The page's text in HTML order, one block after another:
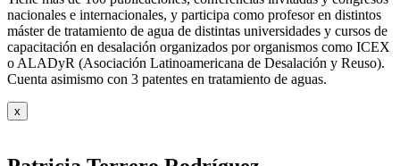
nacionales e internacionales, y participa como profesor en distintos
máster de tratamiento de agua de distintas universidades y cursos de
capacitación en desalación organizados por organismos como ICEX
o ALADyR (Asociación Latinoamericana de Desalación y Reuso).
Cuenta asimismo con 3 patentes en tratamiento de aguas.
x